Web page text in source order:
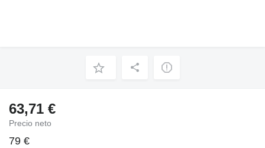
63,71 €
Precio neto
79 €